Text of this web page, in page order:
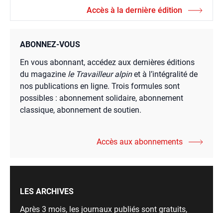
Accès à la dernière édition
ABONNEZ-VOUS
En vous abonnant, accédez aux dernières éditions
du magazine le Travailleur alpinet à l’intégralité de
nos publications en ligne. Trois formules sont
possibles : abonnement solidaire, abonnement
classique, abonnement de soutien.
Accès aux abonnements
LES ARCHIVES
Après 3 mois, les journaux publiés sont gratuits,